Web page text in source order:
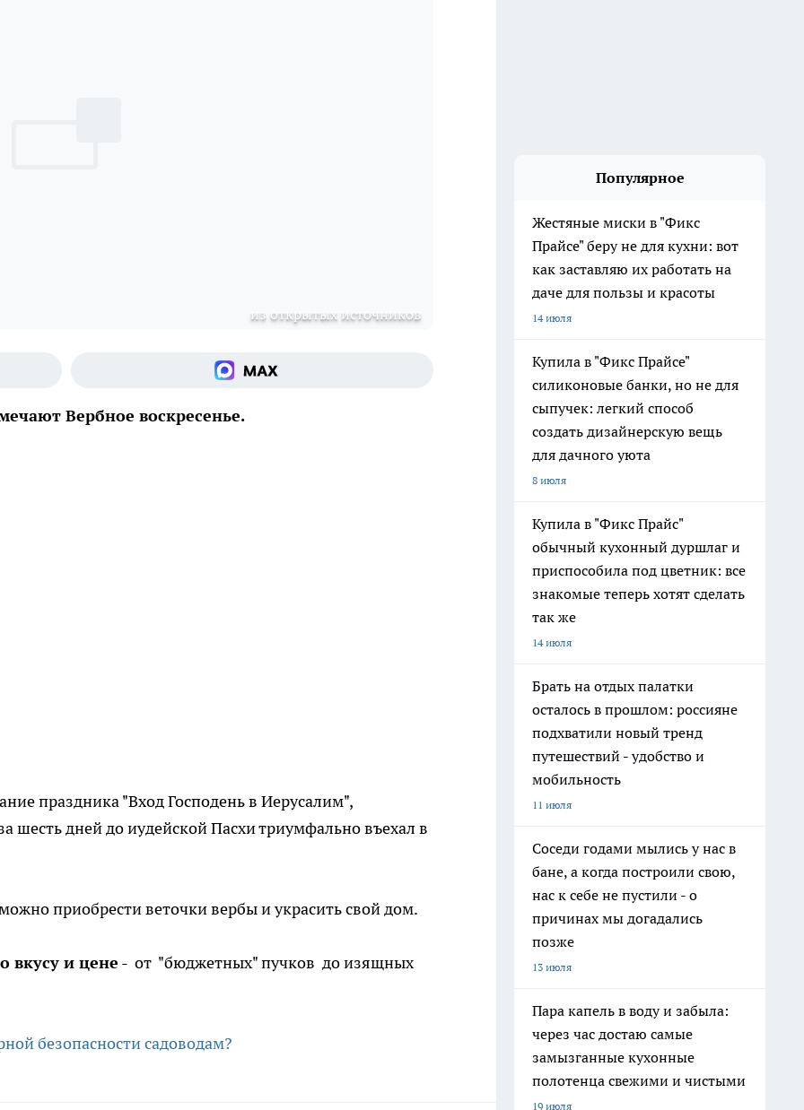
из открытых источников
Вербное воскресенье.
праздника "Вход Господень в Иерусалим",
шесть дней до иудейской Пасхи триумфально въехал в
приобрести веточки вербы и украсить свой дом.
вкусу и цене - от "бюджетных" пучков до изящных
безопасности садоводам?
Популярное
Жестяные миски в "Фикс
Прайсе" беру не для кухни: вот
как заставляю их работать на
даче для пользы и красоты
14 июля
Купила в "Фикс Прайсе"
силиконовые банки, но не для
сыпучек: легкий способ
создать дизайнерскую вещь
для дачного уюта
8 июля
Купила в "Фикс Прайс"
обычный кухонный дуршлаг и
приспособила под цветник: все
знакомые теперь хотят сделать
так же
14 июля
Брать на отдых палатки
осталось в прошлом: россияне
подхватили новый тренд
путешествий - удобство и
мобильность
11 июля
Соседи годами мылись у нас в
бане, а когда построили свою,
нас к себе не пустили - о
причинах мы догадались
позже
13 июля
Пара капель в воду и забыла:
через час достаю самые
замызганные кухонные
полотенца свежими и чистыми
19 июля